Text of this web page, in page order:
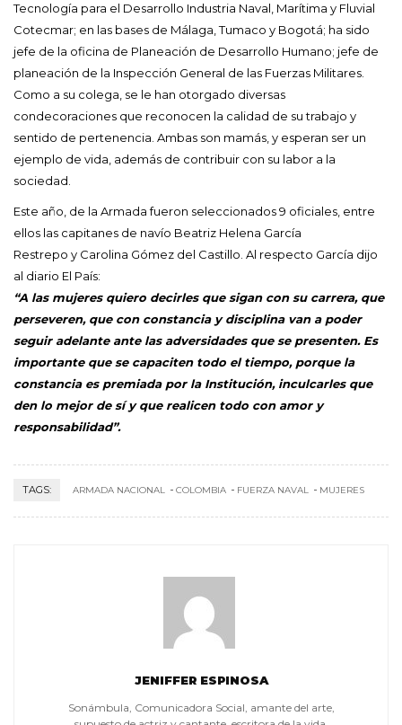
Tecnología para el Desarrollo Industria Naval, Marítima y Fluvial
Cotecmar; en las bases de Málaga, Tumaco y Bogotá; ha sido
jefe de la oficina de Planeación de Desarrollo Humano; jefe de
planeación de la Inspección General de las Fuerzas Militares.
Como a su colega, se le han otorgado diversas
condecoraciones que reconocen la calidad de su trabajo y
sentido de pertenencia. Ambas son mamás, y esperan ser un
ejemplo de vida, además de contribuir con su labor a la
sociedad.
Este año, de la Armada fueron seleccionados 9 oficiales, entre
ellos las capitanes de navío Beatriz Helena García
Restrepo y Carolina Gómez del Castillo. Al respecto García dijo
al diario El País:
“A las mujeres quiero decirles que sigan con su carrera, que
perseveren, que con constancia y disciplina van a poder
seguir adelante ante las adversidades que se presenten. Es
importante que se capaciten todo el tiempo, porque la
constancia es premiada por la Institución, inculcarles que
den lo mejor de sí y que realicen todo con amor y
responsabilidad”.
TAGS: ARMADA NACIONAL COLOMBIA FUERZA NAVAL MUJERES
JENIFFER ESPINOSA
Sonámbula, Comunicadora Social, amante del arte,